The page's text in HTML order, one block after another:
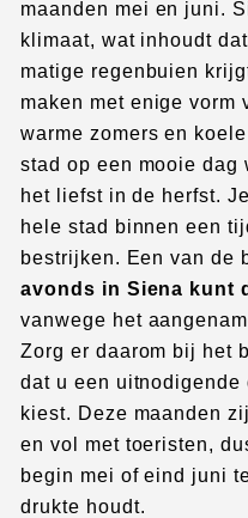
maanden mei en juni.
klimaat, wat inhoudt
matige regenbuien
maken met enige vorm
warme zomers en
stad op een mooie dag
het liefst in de herfst.
hele stad binnen een
bestrijken. Een van de
avonds in Siena kunt
vanwege het
Zorg er daarom bij het
dat u een uitnodigende
kiest. Deze maanden
en vol met toeristen,
begin mei of eind juni
drukte houdt.